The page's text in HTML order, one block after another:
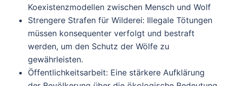
Koexistenzmodellen zwischen Mensch und Wolf
Strengere Strafen für Wilderei: Illegale Tötungen
müssen konsequenter verfolgt und bestraft
werden, um den Schutz der Wölfe zu
gewährleisten.
Öffentlichkeitsarbeit: Eine stärkere Aufklärung